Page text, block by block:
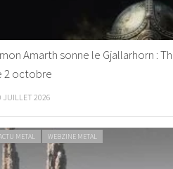
Amarth sonne le Gjallarhorn :
2 octobre
JUILLET 2026
METAL WEBZINE METAL